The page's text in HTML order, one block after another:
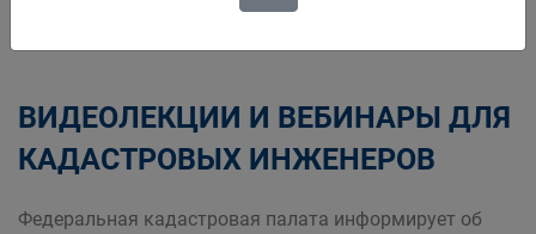
ВИДЕОЛЕКЦИИ И ВЕБИНАРЫ ДЛЯ
КАДАСТРОВЫХ ИНЖЕНЕРОВ
Федеральная кадастровая палата информирует об